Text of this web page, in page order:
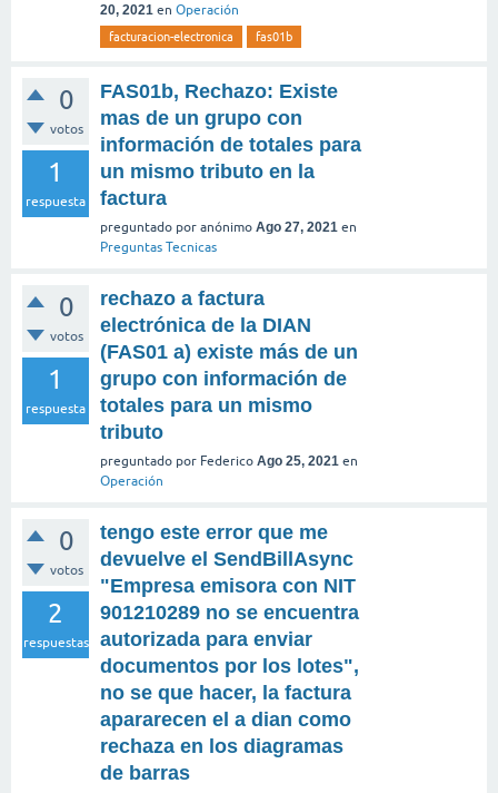
20, 2021 en Operación
facturacion-electronica fas01b
0
votos
1
respuesta
FAS01b, Rechazo: Existe
mas de un grupo con
información de totales para
un mismo tributo en la
factura
preguntado por anónimo Ago 27, 2021 en
Preguntas Tecnicas
0
votos
1
respuesta
rechazo a factura
electrónica de la DIAN
(FAS01 a) existe más de un
grupo con información de
totales para un mismo
tributo
preguntado por Federico Ago 25, 2021 en
Operación
0
votos
2
respuestas
tengo este error que me
devuelve el SendBillAsync
"Empresa emisora con NIT
901210289 no se encuentra
autorizada para enviar
documentos por los lotes",
no se que hacer, la factura
apararecen el a dian como
rechaza en los diagramas
de barras